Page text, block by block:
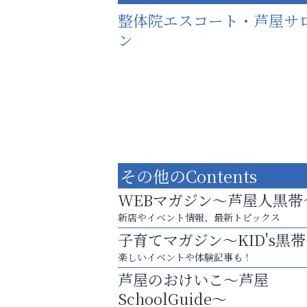
整体院エスコート・芦屋サ
ン
猫背･側弯、背骨の歪みを
整えませんか？
その他のContents
WEBマガジン～芦屋人黒帯
新店やイベント情報、最新トピックス
子育てマガジン～KID's黒
楽しいイベントや体験記事も！
芦屋のおけいこ～芦屋
SchoolGuide～